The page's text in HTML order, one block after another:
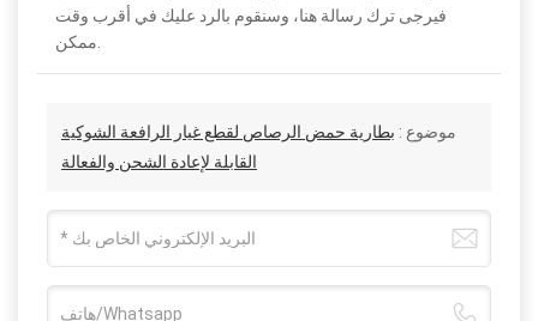
فيرجى ترك رسالة هنا، وسنقوم بالرد عليك في أقرب وقت
موضوع : بطارية حمض الرصاص لقطع غيار الرافعة الشوكية
القابلة لإعادة الشحن والفعالة